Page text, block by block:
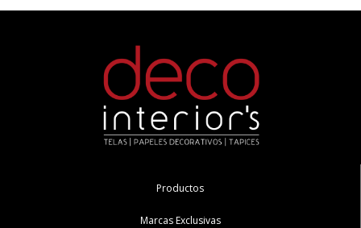
Productos
Marcas Exclusivas